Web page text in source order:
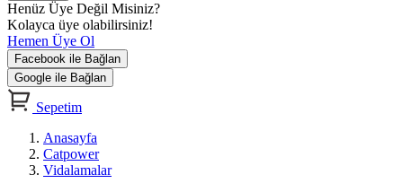
Henüz Üye Değil Misiniz?
Kolayca üye olabilirsiniz!
Hemen Üye Ol
Facebook ile Bağlan
Google ile Bağlan
Sepetim
Anasayfa
Catpower
Vidalamalar